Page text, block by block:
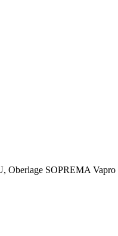
Oberlage SOPREMA